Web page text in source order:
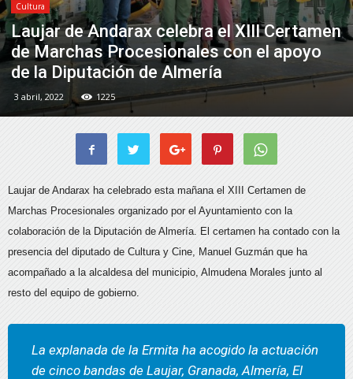
Cultura
Laujar de Andarax celebra el XIII Certamen
de Marchas Procesionales con el apoyo
de la Diputación de Almería
3 abril, 2022 1225
Laujar de Andarax ha celebrado esta mañana el XIII Certamen de
Marchas Procesionales organizado por el Ayuntamiento con la
colaboración de la Diputación de Almería. El certamen ha contado con la
presencia del diputado de Cultura y Cine, Manuel Guzmán que ha
acompañado a la alcaldesa del municipio, Almudena Morales junto al
resto del equipo de gobierno.
La explanada de la Ermita ha acogido la actuación
de cinco bandas de Laujar, Granada, Almería, El